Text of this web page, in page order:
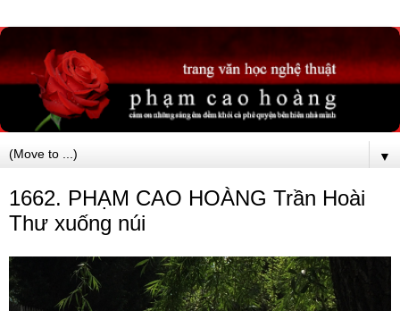
▼
1662. PHẠM CAO HOÀNG Trần Hoài
Thư xuống núi